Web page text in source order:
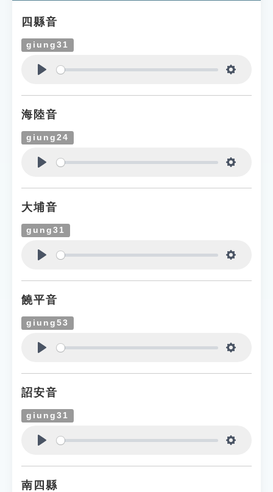
四縣音
giung31
海陸音
giung24
大埔音
gung31
饒平音
giung53
詔安音
giung31
南四縣